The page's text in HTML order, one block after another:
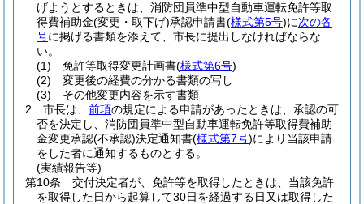
げようとするときは、消防団員準中型自動車運転免許等取
得費補助金(変更・取下げ)承認申請書(様式第5号)に次の各
号に掲げる書類を添えて、市長に提出しなければならな
い。
(1)
免許等取得変更計画書(様式第6号)
(2)
変更後の経費の分かる書類の写し
(3)
その他変更内容を示す書類
2
市長は、 前項の規定による申請があったときは、承認の可
否を決定し、消防団員準中型自動車運転免許等取得費補助
金変更承認(不承認)決定通知書(様式第7号)により当該申請
をした者に通知するものとする。
(実績報告等)
第10条
交付決定者が、免許等を取得したときは、当該免許
を取得した日から起算して30日を経過する日又は取得した